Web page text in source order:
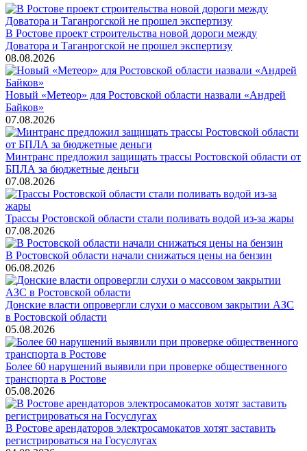
В Ростове проект строительства новой дороги между
Доватора и Таганрогской не прошел экспертизу
08.08.2026
Новый «Метеор» для Ростовской области назвали «Андрей
Байков»
07.08.2026
Минтранс предложил защищать трассы Ростовской области от
БПЛА за бюджетные деньги
07.08.2026
Трассы Ростовской области стали поливать водой из-за жары
07.08.2026
В Ростовской области начали снижаться цены на бензин
06.08.2026
Донские власти опровергли слухи о массовом закрытии АЗС
в Ростовской области
05.08.2026
Более 60 нарушений выявили при проверке общественного
транспорта в Ростове
05.08.2026
В Ростове арендаторов электросамокатов хотят заставить
регистрироваться на Госуслугах